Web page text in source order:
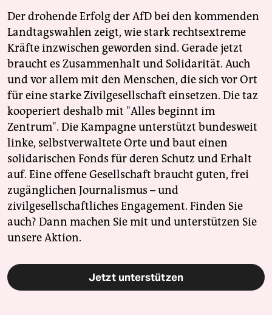
Der drohende Erfolg der AfD bei den kommenden
Landtagswahlen zeigt, wie stark rechtsextreme
Kräfte inzwischen geworden sind. Gerade jetzt
braucht es Zusammenhalt und Solidarität. Auch
und vor allem mit den Menschen, die sich vor Ort
für eine starke Zivilgesellschaft einsetzen. Die taz
kooperiert deshalb mit "Alles beginnt im
Zentrum". Die Kampagne unterstützt bundesweit
linke, selbstverwaltete Orte und baut einen
solidarischen Fonds für deren Schutz und Erhalt
auf. Eine offene Gesellschaft braucht guten, frei
zugänglichen Journalismus – und
zivilgesellschaftliches Engagement. Finden Sie
auch? Dann machen Sie mit und unterstützen Sie
unsere Aktion.
Jetzt unterstützen